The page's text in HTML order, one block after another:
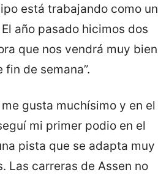
está trabajando como un
año pasado hicimos dos
que nos vendrá muy bien
de semana”.
gusta muchísimo y en el
mi primer podio en el
pista que se adapta muy
Las carreras de Assen no